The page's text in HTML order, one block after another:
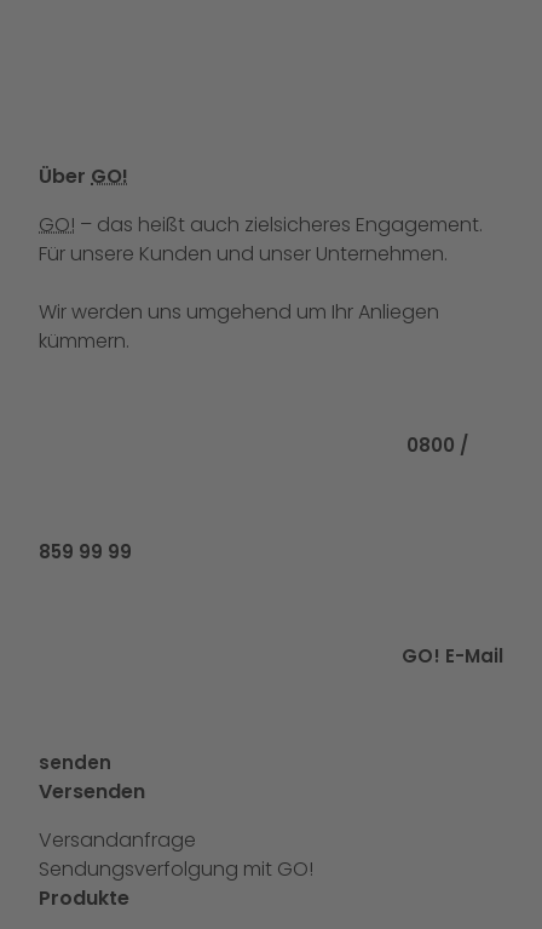
Über GO!
GO! – das heißt auch zielsicheres Engagement.
Für unsere Kunden und unser Unternehmen.
Wir werden uns umgehend um Ihr Anliegen
kümmern.
0800 /
859 99 99
GO! E-Mail
senden
Versenden
Versandanfrage
Sendungsverfolgung mit GO!
Produkte